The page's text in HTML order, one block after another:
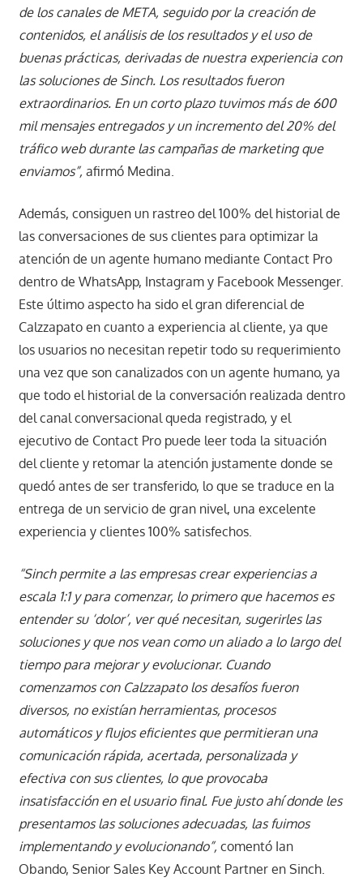
de los canales de META, seguido por la creación de
contenidos, el análisis de los resultados y el uso de
buenas prácticas, derivadas de nuestra experiencia con
las soluciones de Sinch. Los resultados fueron
extraordinarios. En un corto plazo tuvimos más de 600
mil mensajes entregados y un incremento del 20% del
tráfico web durante las campañas de marketing que
enviamos”, afirmó Medina.
Además, consiguen un rastreo del 100% del historial de
las conversaciones de sus clientes para optimizar la
atención de un agente humano mediante Contact Pro
dentro de WhatsApp, Instagram y Facebook Messenger.
Este último aspecto ha sido el gran diferencial de
Calzzapato en cuanto a experiencia al cliente, ya que
los usuarios no necesitan repetir todo su requerimiento
una vez que son canalizados con un agente humano, ya
que todo el historial de la conversación realizada dentro
del canal conversacional queda registrado, y el
ejecutivo de Contact Pro puede leer toda la situación
del cliente y retomar la atención justamente donde se
quedó antes de ser transferido, lo que se traduce en la
entrega de un servicio de gran nivel, una excelente
experiencia y clientes 100% satisfechos.
“Sinch permite a las empresas crear experiencias a
escala 1:1 y para comenzar, lo primero que hacemos es
entender su ‘dolor’, ver qué necesitan, sugerirles las
soluciones y que nos vean como un aliado a lo largo del
tiempo para mejorar y evolucionar. Cuando
comenzamos con Calzzapato los desafíos fueron
diversos, no existían herramientas, procesos
automáticos y flujos eficientes que permitieran una
comunicación rápida, acertada, personalizada y
efectiva con sus clientes, lo que provocaba
insatisfacción en el usuario final. Fue justo ahí donde les
presentamos las soluciones adecuadas, las fuimos
implementando y evolucionando”, comentó Ian
Obando, Senior Sales Key Account Partner en Sinch.